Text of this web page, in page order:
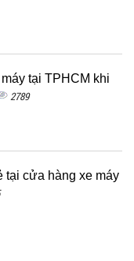
tại TPHCM khi
2789
tại cửa hàng xe máy